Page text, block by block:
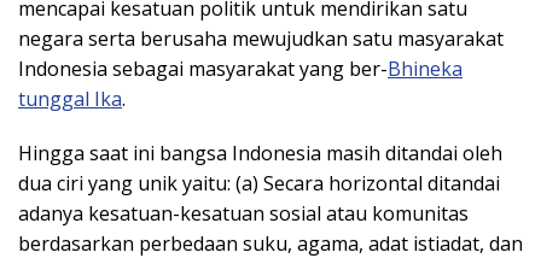
mencapai kesatuan politik untuk mendirikan satu
negara serta berusaha mewujudkan satu masyarakat
Indonesia sebagai masyarakat yang ber-Bhineka
tunggal Ika.
Hingga saat ini bangsa Indonesia masih ditandai oleh
dua ciri yang unik yaitu: (a) Secara horizontal ditandai
adanya kesatuan-kesatuan sosial atau komunitas
berdasarkan perbedaan suku, agama, adat istiadat, dan